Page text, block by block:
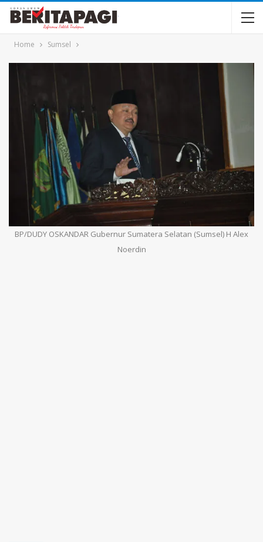
Home Sumsel
BP/DUDY OSKANDAR Gubernur Sumatera Selatan (Sumsel) H Alex
Noerdin